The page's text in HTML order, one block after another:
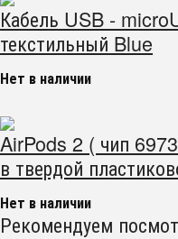
Кабель USB -
текстильный Blue
Нет в наличии
AirPods 2 ( чип
в твердой
Нет в наличии
Рекомендуем